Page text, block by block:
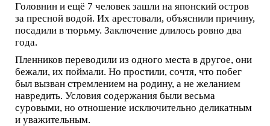
Головнин и ещё 7 человек зашли на японский остров
за пресной водой. Их арестовали, объяснили причину,
посадили в тюрьму. Заключение длилось ровно два
года.
Пленников переводили из одного места в другое, они
бежали, их поймали. Но простили, сочтя, что побег
был вызван стремлением на родину, а не желанием
навредить. Условия содержания были весьма
суровыми, но отношение исключительно деликатным
и уважительным.